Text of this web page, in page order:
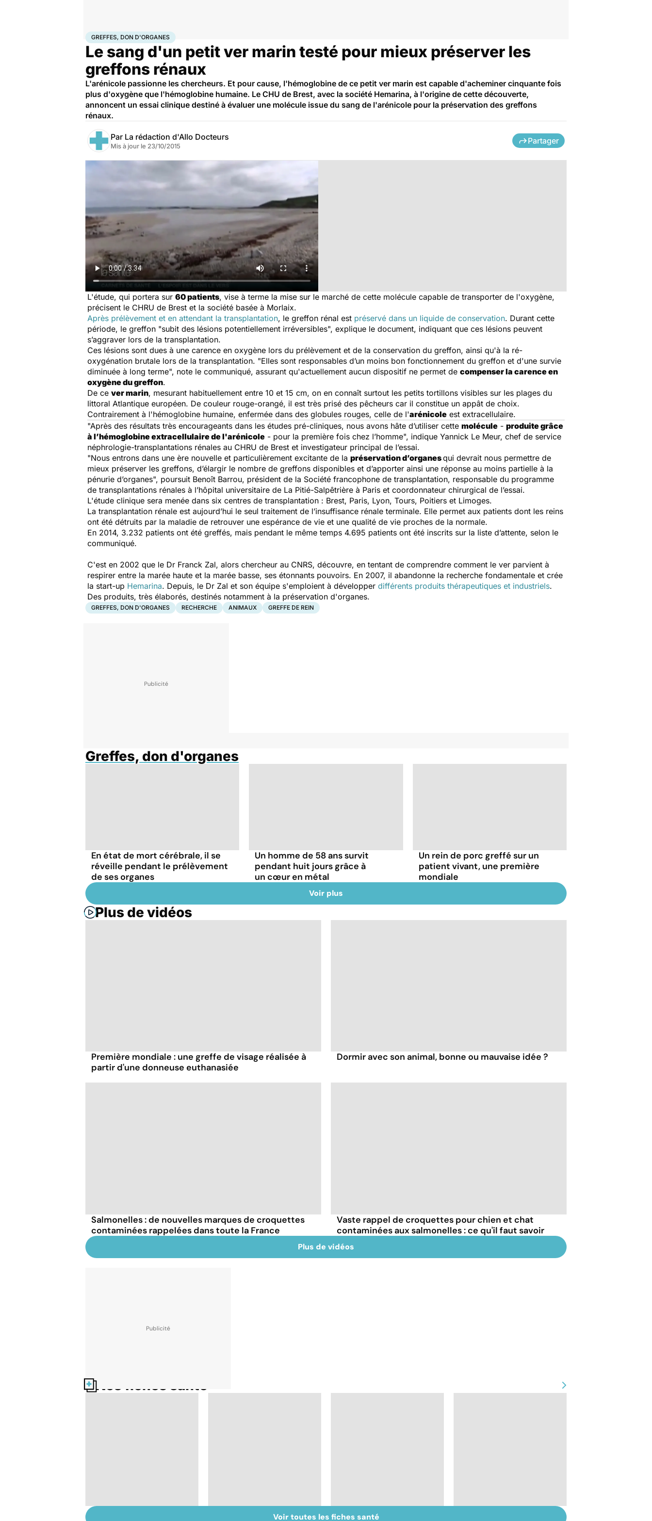
AccueilSantéMaladiesGreffes, don d'organes
GREFFES, DON D'ORGANES
Le sang d'un petit ver marin testé pour mieux préserver les
greffons rénaux
L'arénicole passionne les chercheurs. Et pour cause, l'hémoglobine de ce petit ver marin est capable d'acheminer cinquante fois
plus d'oxygène que l'hémoglobine humaine. Le CHU de Brest, avec la société Hemarina, à l'origine de cette découverte,
annoncent un essai clinique destiné à évaluer une molécule issue du sang de l'arénicole pour la préservation des greffons
rénaux.
Par La rédaction d'Allo Docteurs
Mis à jour le 23/10/2015
Partager
L'étude, qui portera sur 60 patients, vise à terme la mise sur le marché de cette molécule capable de transporter de l'oxygène,
précisent le CHRU de Brest et la société basée à Morlaix.
Après prélèvement et en attendant la transplantation, le greffon rénal est préservé dans un liquide de conservation. Durant cette
période, le greffon "subit des lésions potentiellement irréversibles", explique le document, indiquant que ces lésions peuvent
s’aggraver lors de la transplantation.
Ces lésions sont dues à une carence en oxygène lors du prélèvement et de la conservation du greffon, ainsi qu'à la ré-
oxygénation brutale lors de la transplantation. "Elles sont responsables d’un moins bon fonctionnement du greffon et d'une survie
diminuée à long terme", note le communiqué, assurant qu'actuellement aucun dispositif ne permet de compenser la carence en
oxygène du greffon.
De ce ver marin, mesurant habituellement entre 10 et 15 cm, on en connaît surtout les petits tortillons visibles sur les plages du
littoral Atlantique européen. De couleur rouge-orangé, il est très prisé des pêcheurs car il constitue un appât de choix.
Contrairement à l'hémoglobine humaine, enfermée dans des globules rouges, celle de l'arénicole est extracellulaire.
"Après des résultats très encourageants dans les études pré-cliniques, nous avons hâte d’utiliser cette molécule - produite grâce
à l’hémoglobine extracellulaire de l'arénicole - pour la première fois chez l’homme", indique Yannick Le Meur, chef de service
néphrologie-transplantations rénales au CHRU de Brest et investigateur principal de l’essai.
"Nous entrons dans une ère nouvelle et particulièrement excitante de la préservation d’organesqui devrait nous permettre de
mieux préserver les greffons, d’élargir le nombre de greffons disponibles et d’apporter ainsi une réponse au moins partielle à la
pénurie d’organes", poursuit Benoît Barrou, président de la Société francophone de transplantation, responsable du programme
de transplantations rénales à l’hôpital universitaire de La Pitié-Salpêtrière à Paris et coordonnateur chirurgical de l’essai.
L'étude clinique sera menée dans six centres de transplantation : Brest, Paris, Lyon, Tours, Poitiers et Limoges.
La transplantation rénale est aujourd’hui le seul traitement de l’insuffisance rénale terminale. Elle permet aux patients dont les reins
ont été détruits par la maladie de retrouver une espérance de vie et une qualité de vie proches de la normale.
En 2014, 3.232 patients ont été greffés, mais pendant le même temps 4.695 patients ont été inscrits sur la liste d’attente, selon le
communiqué.
C'est en 2002 que le Dr Franck Zal, alors chercheur au CNRS, découvre, en tentant de comprendre comment le ver parvient à
respirer entre la marée haute et la marée basse, ses étonnants pouvoirs. En 2007, il abandonne la recherche fondamentale et crée
la start-up Hemarina. Depuis, le Dr Zal et son équipe s'emploient à développer différents produits thérapeutiques et industriels.
Des produits, très élaborés, destinés notamment à la préservation d'organes.
GREFFES, DON D'ORGANES RECHERCHE ANIMAUX GREFFE DE REIN
Greffes, don d'organes
En état de mort cérébrale, il se
réveille pendant le prélèvement
de ses organes
Un homme de 58 ans survit
pendant huit jours grâce à
un cœur en métal
Un rein de porc greffé sur un
patient vivant, une première
mondiale
Voir plus
Plus de vidéos
Première mondiale : une greffe de visage réalisée à
partir d'une donneuse euthanasiée
Dormir avec son animal, bonne ou mauvaise idée ?
Salmonelles : de nouvelles marques de croquettes
contaminées rappelées dans toute la France
Vaste rappel de croquettes pour chien et chat
contaminées aux salmonelles : ce qu'il faut savoir
Plus de vidéos
Nos fiches santé
Voir toutes les fiches santé